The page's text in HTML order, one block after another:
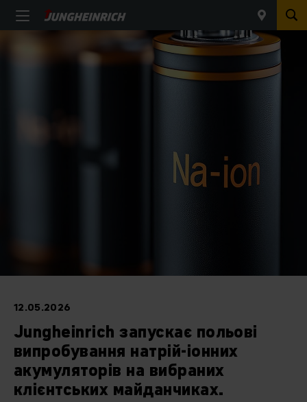
12.05.2026
Jungheinrich запускає польові
випробування натрій-іонних
акумуляторів на вибраних
клієнтських майданчиках.